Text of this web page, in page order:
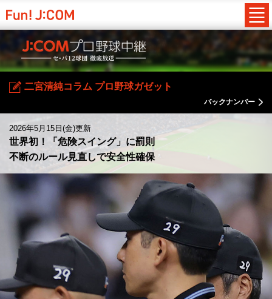
二宮清純コラム プロ野球ガゼット
バックナンバー
2026年5月15日(金)更新
世界初！「危険スイング」に罰則
不断のルール見直しで安全性確保